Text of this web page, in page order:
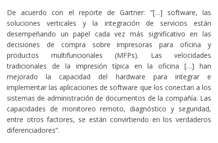
De acuerdo con el reporte de Gartner: “[…] software, las
soluciones verticales y la integración de servicios están
desempeñando un papel cada vez más significativo en las
decisiones de compra sobre impresoras para oficina y
productos multifuncionales (MFPs). Las velocidades
tradicionales de la impresión típica en la oficina […] han
mejorado la capacidad del hardware para integrar e
implementar las aplicaciones de software que los conectan a los
sistemas de administración de documentos de la compañía. Las
capacidades de monitoreo remoto, diagnóstico y seguridad,
entre otros factores, se están convirtiendo en los verdaderos
diferenciadores”.